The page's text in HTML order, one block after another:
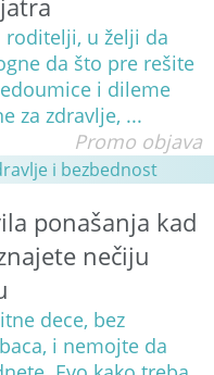
roditelji, u želji da
da što pre rešite
i dileme
za zdravlje, ...
Promo objava
i bezbednost
ponašanja kad
nečiju
dece, bez
i nemojte da